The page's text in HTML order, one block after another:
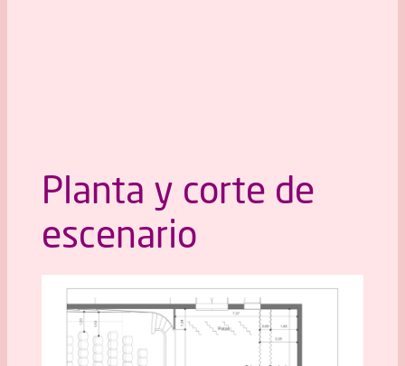
Planta y corte de
escenario